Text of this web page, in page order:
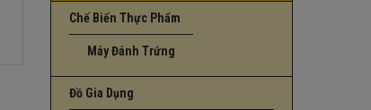
Chế Biến Thực Phẩm
Máy Đánh Trứng
Đồ Gia Dụng